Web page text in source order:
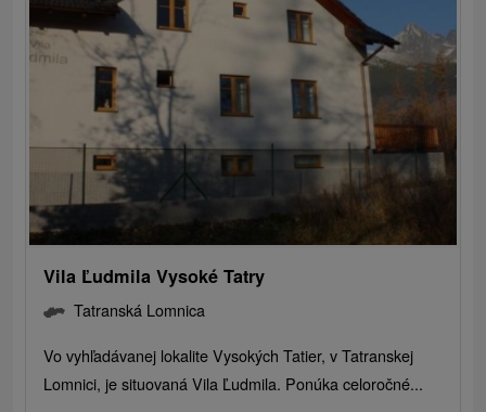
Vila Ľudmila Vysoké Tatry
Tatranská Lomnica
Vo vyhľadávanej lokalite Vysokých Tatier, v Tatranskej
Lomnici, je situovaná Vila Ľudmila. Ponúka celoročné...